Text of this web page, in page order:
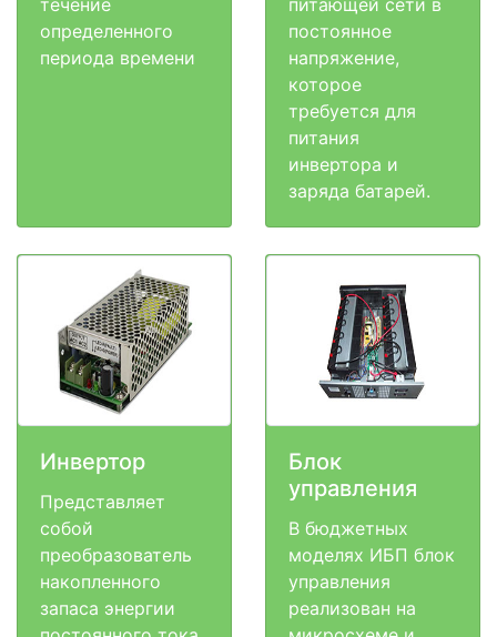
течение
определенного
периода времени
питающей сети в
постоянное
напряжение,
которое
требуется для
питания
инвертора и
заряда батарей.
Инвертор
Представляет
собой
преобразователь
накопленного
запаса энергии
Блок
управления
В бюджетных
моделях ИБП блок
управления
реализован на